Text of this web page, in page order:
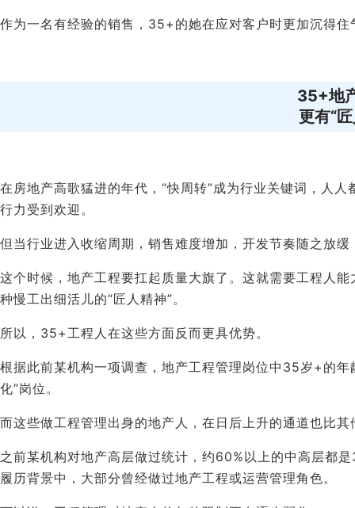
作为一名有经验的销售，35+的她在应对客户时更加沉得
35+地
更有“
在房地产高歌猛进的年代，“快周转”成为行业关键词，人
行力受到欢迎。
但当行业进入收缩周期，销售难度增加，开发节奏随之放
这个时候，地产工程要扛起质量大旗了。这就需要工程人
种慢工出细活儿的“匠人精神”。
所以，35+工程人在这些方面反而更具优势。
根据此前某机构一项调查，地产工程管理岗位中35岁+的
化”岗位。
而这些做工程管理出身的地产人，在日后上升的通道也比
之前某机构对地产高层做过统计，约60%以上的中高层都
履历背景中，大部分曾经做过地产工程或运营管理角色。